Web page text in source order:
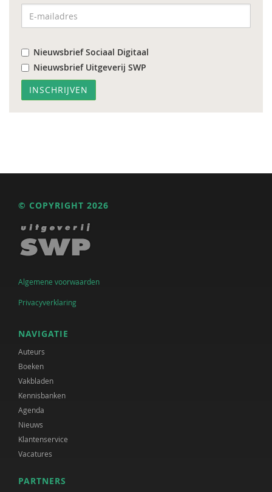
Nieuwsbrief Sociaal Digitaal
Nieuwsbrief Uitgeverij SWP
© COPYRIGHT 2026
Algemene voorwaarden
Privacyverklaring
NAVIGATIE
Auteurs
Boeken
Vakbladen
Kennisbanken
Agenda
Nieuws
Klantenservice
Vacatures
PARTNERS